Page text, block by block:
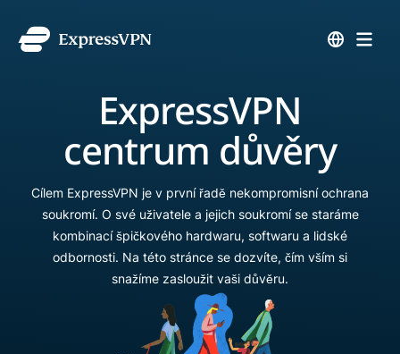
ExpressVPN
centrum důvěry
Cílem ExpressVPN je v první řadě nekompromisní ochrana
soukromí. O své uživatele a jejich soukromí se staráme
kombinací špičkového hardwaru, softwaru a lidské
odbornosti. Na této stránce se dozvíte, čím vším si
snažíme zasloužit vaši důvěru.